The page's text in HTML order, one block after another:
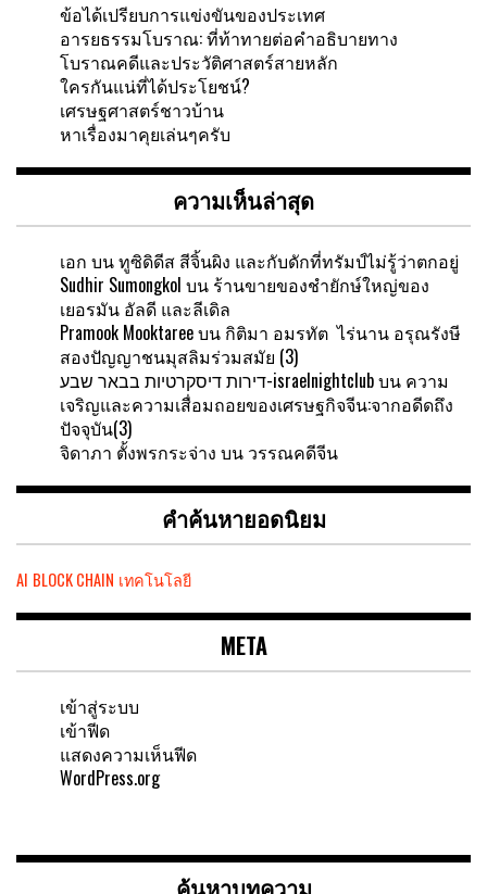
ข้อได้เปรียบการแข่งขันของประเทศ
อารยธรรมโบราณ: ที่ท้าทายต่อคำอธิบายทาง
โบราณคดีและประวัติศาสตร์สายหลัก
ใครกันแน่ที่ได้ประโยชน์?
เศรษฐศาสตร์ชาวบ้าน
หาเรื่องมาคุยเล่นๆครับ
ความเห็นล่าสุด
เอก บนทูซิดิดีส สีจิ้นผิง และกับดักที่ทรัมป์ไม่รู้ว่าตกอยู่
Sudhir Sumongkol บน ร้านขายของชำยักษ์ใหญ่ของ
เยอรมัน อัลดี และลีเดิล
Pramook Mooktareeบน กิติมา อมรทัต ไร่นาน อรุณรังษี
สองปัญญาชนมุสลิมร่วมสมัย (3)
דירות דיסקרטיות בבאר שבע-israelnightclubบน ความ
เจริญและความเสื่อมถอยของเศรษฐกิจจีน:จากอดีดถึง
ปัจจุบัน(3)
จิดาภา ตั้งพรกระจ่าง บน วรรณคดีจีน
คำค้นหายอดนิยม
AI BLOCK CHAIN เทคโนโลยี
META
เข้าสู่ระบบ
เข้าฟีด
แสดงความเห็นฟีด
WordPress.org